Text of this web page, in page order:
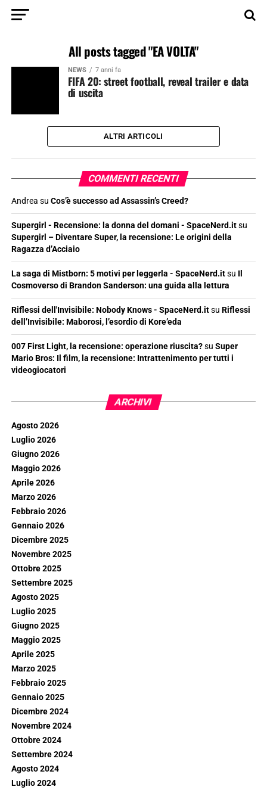
All posts tagged "EA VOLTA"
NEWS 7 anni fa
FIFA 20: street football, reveal trailer e data
di uscita
ALTRI ARTICOLI
COMMENTI RECENTI
Andrea su Cos’è successo ad Assassin’s Creed?
Supergirl - Recensione: la donna del domani - SpaceNerd.itsu
Supergirl – Diventare Super, la recensione: Le origini della
Ragazza d’Acciaio
La saga di Mistborn: 5 motivi per leggerla - SpaceNerd.itsu Il
Cosmoverso di Brandon Sanderson: una guida alla lettura
Riflessi dell'Invisibile: Nobody Knows - SpaceNerd.itsu Riflessi
dell’Invisibile: Maborosi, l’esordio di Kore’eda
007 First Light, la recensione: operazione riuscita?su Super
Mario Bros: Il film, la recensione: Intrattenimento per tutti i
videogiocatori
ARCHIVI
Agosto 2026
Luglio 2026
Giugno 2026
Maggio 2026
Aprile 2026
Marzo 2026
Febbraio 2026
Gennaio 2026
Dicembre 2025
Novembre 2025
Ottobre 2025
Settembre 2025
Agosto 2025
Luglio 2025
Giugno 2025
Maggio 2025
Aprile 2025
Marzo 2025
Febbraio 2025
Gennaio 2025
Dicembre 2024
Novembre 2024
Ottobre 2024
Settembre 2024
Agosto 2024
Luglio 2024